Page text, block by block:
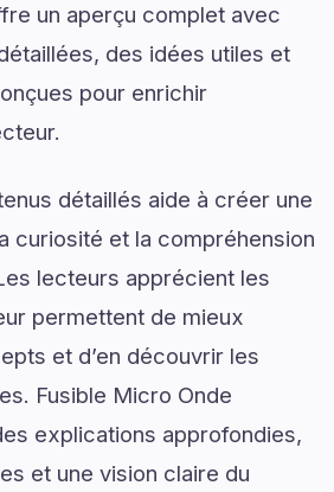
un aperçu complet avec
des idées utiles et
pour enrichir
détaillés aide à créer une
curiosité et la compréhension
lecteurs apprécient les
permettent de mieux
et d’en découvrir les
Fusible Micro Onde
explications approfondies,
et une vision claire du